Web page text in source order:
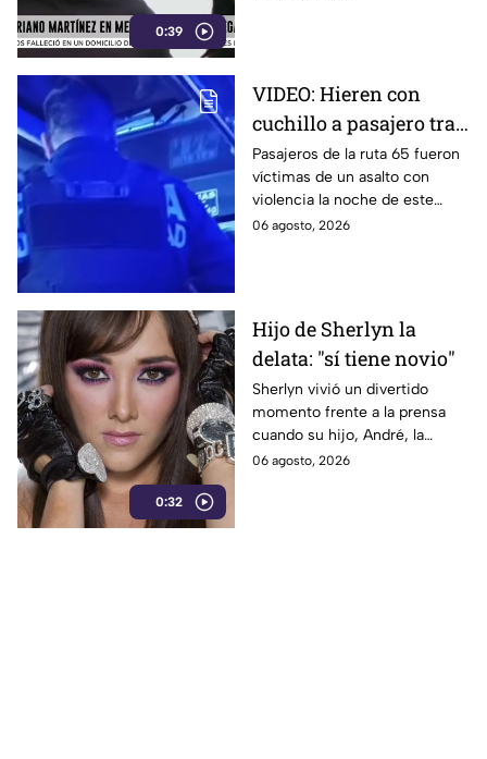
0:39
VIDEO: Hieren con
cuchillo a pasajero tras
asalto a Ruta 65 en
Puebla
Pasajeros de la ruta 65 fueron
víctimas de un asalto con
violencia la noche de este
miércoles 5 de agosto de
06 agosto, 2026
0:32
Hijo de Sherlyn la
delata: "sí tiene novio"
Sherlyn vivió un divertido
momento frente a la prensa
cuando su hijo, André, la
balconeó al asegurar: “mi
06 agosto, 2026